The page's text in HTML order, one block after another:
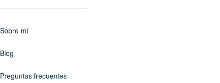
Sobre mi
Blog
Preguntas frecuentes